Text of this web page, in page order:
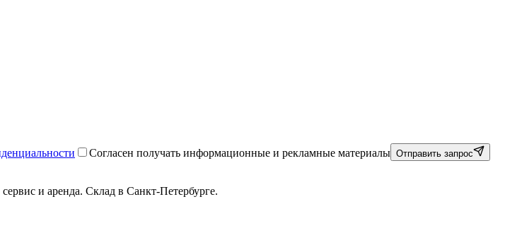
Согласен получать информационные и рекламные материалы Отправить запрос
и аренда. Склад в Санкт-Петербурге.